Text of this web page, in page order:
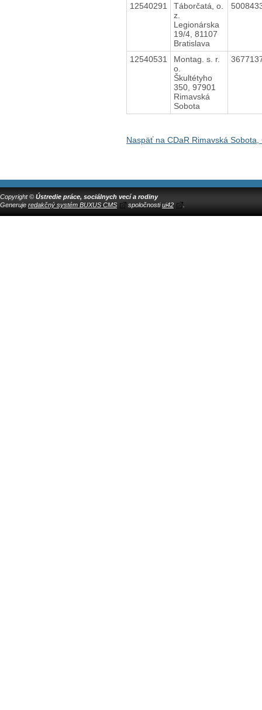
12540291
Táborčatá, o.
z.
Legionárska
19/4, 81107
Bratislava
12540531
Montag. s. r.
o.
Škultétyho
350, 97901
Rimavská
Sobota
Naspäť na CDaR Rimavská
Copyright © Ústredie práce, sociálnych vecí a rodiny
Generuje redakčný systém BUXUS CMS spoločnostiui42